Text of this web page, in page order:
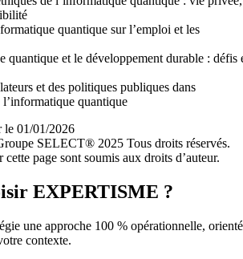
quantique sur l’emploi et les
quantique et le développement durable : défis
et des politiques publiques dans
quantique
le 01/01/2026
SELECT® 2025 Tous droits réservés.
cette page sont soumis aux droits d’auteur.
EXPERTISME ?
une approche 100 % opérationnelle,
contexte.